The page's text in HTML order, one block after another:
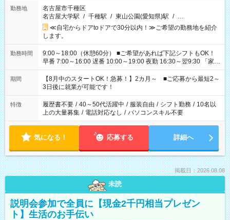
勤務地
名古屋市千種区
名古屋大学駅 / 千種駅 / 東山公園(愛知県)駅 / …
≪自宅からドアtoドアで30分以内！≫ご希望の勤務地を紹介
します。
勤務時間
9:00～18:00（休憩60分） ■ご希望があれば下記シフトもOK！
早番 7:00～16:00 遅番 10:00～19:00 夜勤 16:30～翌9:30 「家族
と休みを合わせたい」 「余裕を持って夕飯の準備がしたい」
「できれば残業はしたくない」 など、ご希望を教えてください
ね。 ※Wワーク希望の方へ 今ご覧のお仕事で希望する勤務時間
と、もう1つのお仕事の勤務時間。 合計で週40時間を超える場
合は応募できません。
期間
【8月中のスタートOK！急募！】2カ月～ ■ご応募から最短2～
3日後に就業が可能です！
特徴 履歴書不要 / 40～50代活躍中 / 服装自由 / シフト勤務 / 10名以
上の大量募集 / 電話対応なし / パソコンスキル不要
気になる！ 応募する 詳細へ
掲載日：2026.08.08
未読
説明会参加で全員に【現金2千円相当プレゼン
ト】生活のお手伝い